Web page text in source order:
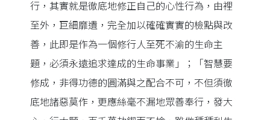
行，其實就是徹底地修正自己的心性行為，由裡
至外，巨細靡遺，完全加以確確實實的檢點與改
善，此即是作為一個修行人至死不渝的生命主
題，必須永遠追求達成的生命事業」；「智慧要
修成，非得功德的圓滿與之配合不可，不但須徹
底地諸惡莫作，更應絲毫不漏地眾善奉行，發大